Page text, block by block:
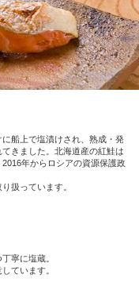
船上で塩漬けされ、熟成・発
きました。北海道産の紅鮭は
年からロシアの資源保護政
扱っています。
寧に塩蔵。
ています。